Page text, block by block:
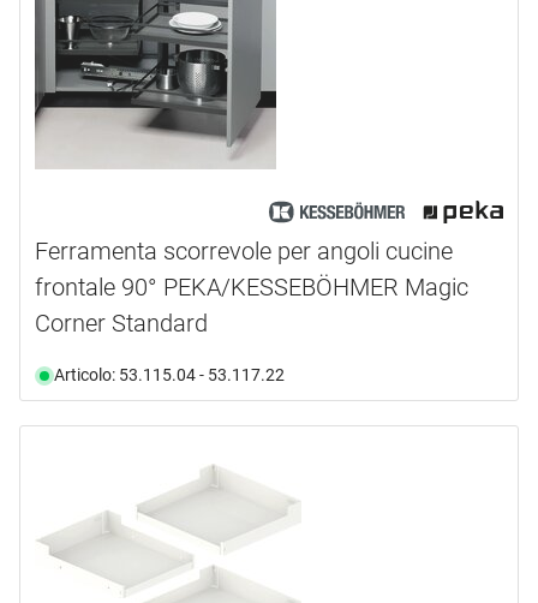
Ferramenta scorrevole per angoli cucine
frontale 90° PEKA/KESSEBÖHMER Magic
Corner Standard
Articolo: 53.115.04 - 53.117.22